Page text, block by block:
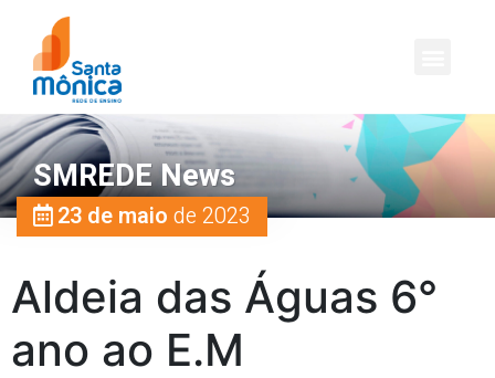
SMREDE News
23 de maio de 2023
Aldeia das Águas 6°
ano ao E.M